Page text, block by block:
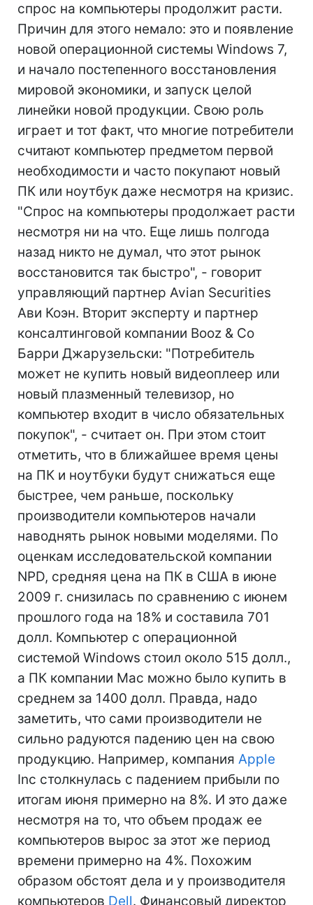
спрос на компьютеры продолжит расти.
Причин для этого немало: это и появление
новой операционной системы Windows 7,
и начало постепенного восстановления
мировой экономики, и запуск целой
линейки новой продукции. Свою роль
играет и тот факт, что многие потребители
считают компьютер предметом первой
необходимости и часто покупают новый
ПК или ноутбук даже несмотря на кризис.
"Спрос на компьютеры продолжает расти
несмотря ни на что. Еще лишь полгода
назад никто не думал, что этот рынок
восстановится так быстро", - говорит
управляющий партнер Avian Securities
Ави Коэн. Вторит эксперту и партнер
консалтинговой компании Booz & Co
Барри Джарузельски: "Потребитель
может не купить новый видеоплеер или
новый плазменный телевизор, но
компьютер входит в число обязательных
покупок", - считает он. При этом стоит
отметить, что в ближайшее время цены
на ПК и ноутбуки будут снижаться еще
быстрее, чем раньше, поскольку
производители компьютеров начали
наводнять рынок новыми моделями. По
оценкам исследовательской компании
NPD, средняя цена на ПК в США в июне
2009 г. снизилась по сравнению с июнем
прошлого года на 18% и составила 701
долл. Компьютер с операционной
системой Windows стоил около 515 долл.,
а ПК компании Mac можно было купить в
среднем за 1400 долл. Правда, надо
заметить, что сами производители не
сильно радуются падению цен на свою
продукцию. Например, компания Apple
Inc столкнулась с падением прибыли по
итогам июня примерно на 8%. И это даже
несмотря на то, что объем продаж ее
компьютеров вырос за этот же период
времени примерно на 4%. Похожим
образом обстоят дела и у производителя
компьютеров Dell. Финансовый директор